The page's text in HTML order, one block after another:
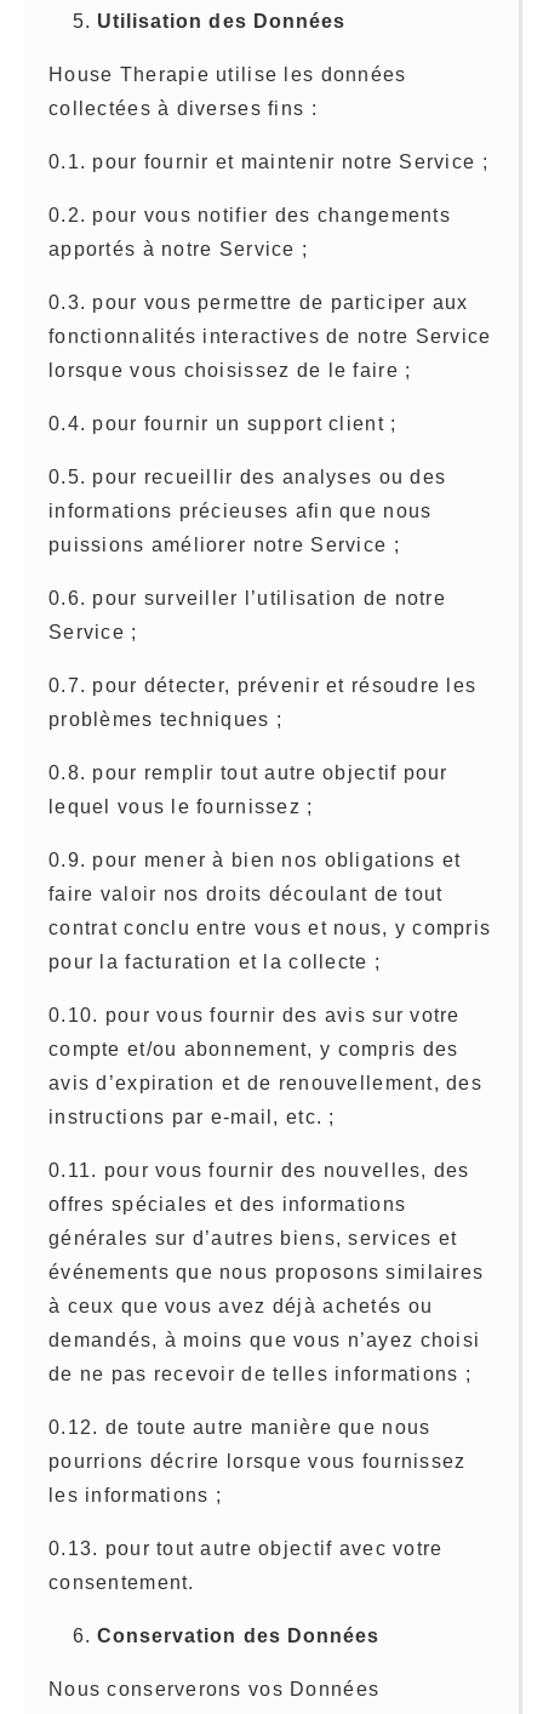
Utilisation des Données
House Therapie utilise les données
collectées à diverses fins :
0.1. pour fournir et maintenir notre Service ;
0.2. pour vous notifier des changements
apportés à notre Service ;
0.3. pour vous permettre de participer aux
fonctionnalités interactives de notre Service
lorsque vous choisissez de le faire ;
0.4. pour fournir un support client ;
0.5. pour recueillir des analyses ou des
informations précieuses afin que nous
puissions améliorer notre Service ;
0.6. pour surveiller l’utilisation de notre
Service ;
0.7. pour détecter, prévenir et résoudre les
problèmes techniques ;
0.8. pour remplir tout autre objectif pour
lequel vous le fournissez ;
0.9. pour mener à bien nos obligations et
faire valoir nos droits découlant de tout
contrat conclu entre vous et nous, y compris
pour la facturation et la collecte ;
0.10. pour vous fournir des avis sur votre
compte et/ou abonnement, y compris des
avis d’expiration et de renouvellement, des
instructions par e-mail, etc. ;
0.11. pour vous fournir des nouvelles, des
offres spéciales et des informations
générales sur d’autres biens, services et
événements que nous proposons similaires
à ceux que vous avez déjà achetés ou
demandés, à moins que vous n’ayez choisi
de ne pas recevoir de telles informations ;
0.12. de toute autre manière que nous
pourrions décrire lorsque vous fournissez
les informations ;
0.13. pour tout autre objectif avec votre
consentement.
Conservation des Données
Nous conserverons vos Données